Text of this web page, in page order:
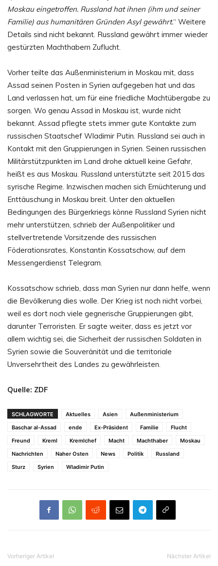
Moskau eingetroffen. Russland hat ihnen (ihm und seiner
Familie) aus humanitären Gründen Asyl gewährt.“ Weitere
Details sind nicht bekannt. Russland gewährt immer wieder
gestürzten Machthabern Zuflucht.
Vorher teilte das Außenministerium in Moskau mit, dass
Assad seinen Posten in Syrien aufgegeben hat und das
Land verlassen hat, um für eine friedliche Machtübergabe zu
sorgen. Wo genau Assad in Moskau ist, wurde nicht
bekannt. Assad pflegte stets immer gute Kontakte zum
russischen Staatschef Wladimir Putin. Russland sei auch in
Kontakt mit den Gruppierungen in Syrien. Seinen russischen
Militärstützpunkten im Land drohe aktuell keine Gefahr,
heißt es aus Moskau. Russland unterstützte seit 2015 das
syrische Regime. Inzwischen machen sich Ernüchterung und
Enttäuschung in Moskau breit. Unter den aktuellen
Bedingungen des Bürgerkriegs könne Russland Syrien nicht
mehr unterstützen, schrieb der Außenpolitiker und
stellvertretende Vorsitzende des russischen
Föderationsrates, Konstantin Kossatschow, auf dem
Messengerdienst Telegram.
Kossatschow schrieb, dass man Syrien nur dann helfe, wenn
die Bevölkerung dies wolle. Der Krieg ist noch nicht vorbei,
weil es dort noch viele gegnerische Gruppierungen gibt,
darunter Terroristen. Er sagte weiter, dass es jetzt vor
allem wichtig sei, die Sicherheit der russischen Soldaten in
Syrien sowie die Souveränität und die territoriale
Unversehrtheit des Landes zu gewährleisten.
Quelle: ZDF
SCHLAGWORTE Aktuelles Asien
Außenministerium
Baschar al-Assad
ende Ex-Präsident Familie
Flucht
Freund
Kreml Kremlchef Macht Machthaber
Moskau
Nachrichten
Naher Osten News Politik
Russland
Sturz
Syrien Wladimir Putin
Vorheriger Artikel Nächster Artikel